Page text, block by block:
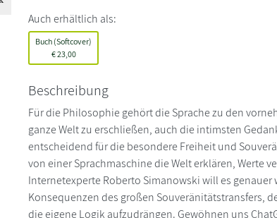
Auch erhältlich als:
Buch (Softcover)
€23,00
Beschreibung
Für die Philosophie gehört die Sprache zu den
ganze Welt zu erschließen, auch die intimsten
entscheidend für die besondere Freiheit und
von einer Sprachmaschine die Welt erklären, Werte
Internetexperte Roberto Simanowski will es
Konsequenzen des großen Souveränitätstransfers,
die eigene Logik aufzudrängen. Gewöhnen uns